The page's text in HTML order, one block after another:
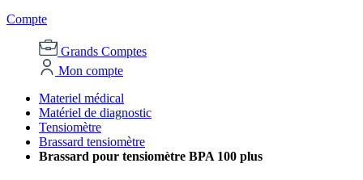
Compte
Grands Comptes
Mon compte
Materiel médical
Matériel de diagnostic
Tensiomètre
Brassard tensiomètre
Brassard pour tensiomètre BPA 100 plus